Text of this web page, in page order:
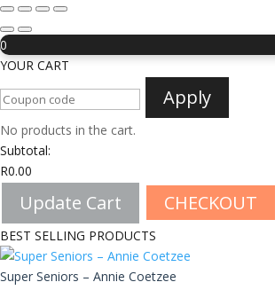
0
YOUR CART
Apply
No products in the cart.
Subtotal:
R0.00
Update Cart CHECKOUT
BEST SELLING PRODUCTS
Super Seniors – Annie Coetzee